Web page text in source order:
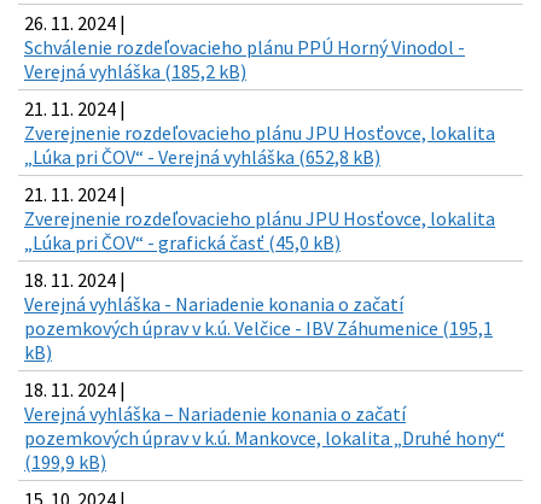
26. 11. 2024 |
Schválenie rozdeľovacieho plánu PPÚ Horný Vinodol -
Verejná vyhláška (185,2 kB)
21. 11. 2024 |
Zverejnenie rozdeľovacieho plánu JPU Hosťovce, lokalita
„Lúka pri ČOV“ - Verejná vyhláška (652,8 kB)
21. 11. 2024 |
Zverejnenie rozdeľovacieho plánu JPU Hosťovce, lokalita
„Lúka pri ČOV“ - grafická časť (45,0 kB)
18. 11. 2024 |
Verejná vyhláška - Nariadenie konania o začatí
pozemkových úprav v k.ú. Velčice - IBV Záhumenice (195,1
kB)
18. 11. 2024 |
Verejná vyhláška – Nariadenie konania o začatí
pozemkových úprav v k.ú. Mankovce, lokalita „Druhé hony“
(199,9 kB)